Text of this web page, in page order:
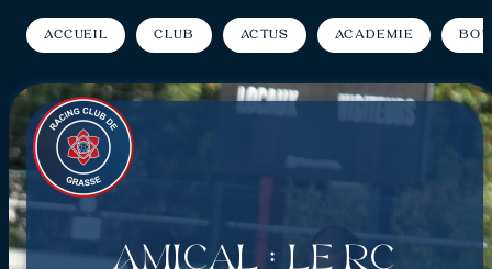
Accueil Club Actus Académie
Amical : Le RC